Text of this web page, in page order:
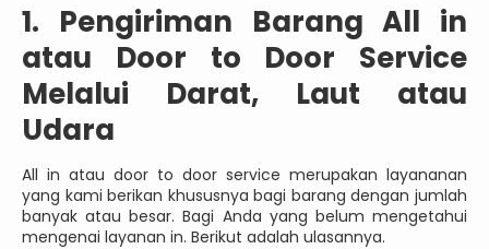
1. Pengiriman Barang All in
atau Door to Door Service
Melalui Darat, Laut atau
Udara
All in atau door to door service merupakan layananan
yang kami berikan khususnya bagi barang dengan jumlah
banyak atau besar. Bagi Anda yang belum mengetahui
mengenai layanan in. Berikut adalah ulasannya.